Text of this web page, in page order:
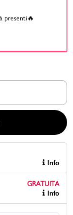
presenti🔥
Info
GRATUITA
Info